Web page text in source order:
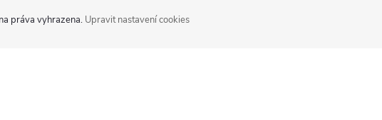
práva vyhrazena. Upravit nastavení cookies